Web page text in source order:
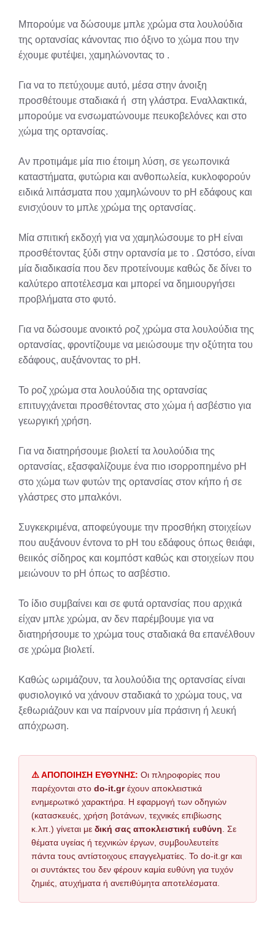
Μπορούμε να δώσουμε μπλε χρώμα στα λουλούδια
της ορτανσίας κάνοντας πιο όξινο το χώμα που την
έχουμε φυτέψει, χαμηλώνοντας το .
Για να το πετύχουμε αυτό, μέσα στην άνοιξη
προσθέτουμε σταδιακά ή στη γλάστρα. Εναλλακτικά,
μπορούμε να ενσωματώνουμε πευκοβελόνες και στο
χώμα της ορτανσίας.
Αν προτιμάμε μία πιο έτοιμη λύση, σε γεωπονικά
καταστήματα, φυτώρια και ανθοπωλεία, κυκλοφορούν
ειδικά λιπάσματα που χαμηλώνουν το pH εδάφους και
ενισχύουν το μπλε χρώμα της ορτανσίας.
Μία σπιτική εκδοχή για να χαμηλώσουμε το pH είναι
προσθέτοντας ξύδι στην ορτανσία με το . Ωστόσο, είναι
μία διαδικασία που δεν προτείνουμε καθώς δε δίνει το
καλύτερο αποτέλεσμα και μπορεί να δημιουργήσει
προβλήματα στο φυτό.
Για να δώσουμε ανοικτό ροζ χρώμα στα λουλούδια της
ορτανσίας, φροντίζουμε να μειώσουμε την οξύτητα του
εδάφους, αυξάνοντας το pH.
Το ροζ χρώμα στα λουλούδια της ορτανσίας
επιτυγχάνεται προσθέτοντας στο χώμα ή ασβέστιο για
γεωργική χρήση.
Για να διατηρήσουμε βιολετί τα λουλούδια της
ορτανσίας, εξασφαλίζουμε ένα πιο ισορροπημένο pH
στο χώμα των φυτών της ορτανσίας στον κήπο ή σε
γλάστρες στο μπαλκόνι.
Συγκεκριμένα, αποφεύγουμε την προσθήκη στοιχείων
που αυξάνουν έντονα το pH του εδάφους όπως θειάφι,
θειικός σίδηρος και κομπόστ καθώς και στοιχείων που
μειώνουν το pH όπως το ασβέστιο.
Το ίδιο συμβαίνει και σε φυτά ορτανσίας που αρχικά
είχαν μπλε χρώμα, αν δεν παρέμβουμε για να
διατηρήσουμε το χρώμα τους σταδιακά θα επανέλθουν
σε χρώμα βιολετί.
Καθώς ωριμάζουν, τα λουλούδια της ορτανσίας είναι
φυσιολογικό να χάνουν σταδιακά το χρώμα τους, να
ξεθωριάζουν και να παίρνουν μία πράσινη ή λευκή
απόχρωση.
⚠️ ΑΠΟΠΟΙΗΣΗ ΕΥΘΥΝΗΣ: Οι πληροφορίες που
παρέχονται στο do-it.grέχουν αποκλειστικά
ενημερωτικό χαρακτήρα. Η εφαρμογή των οδηγιών
(κατασκευές, χρήση βοτάνων, τεχνικές επιβίωσης
κ.λπ.) γίνεται με δική σας αποκλειστική ευθύνη . Σε
θέματα υγείας ή τεχνικών έργων, συμβουλευτείτε
πάντα τους αντίστοιχους επαγγελματίες. Το do-it.gr και
οι συντάκτες του δεν φέρουν καμία ευθύνη για τυχόν
ζημιές, ατυχήματα ή ανεπιθύμητα αποτελέσματα.